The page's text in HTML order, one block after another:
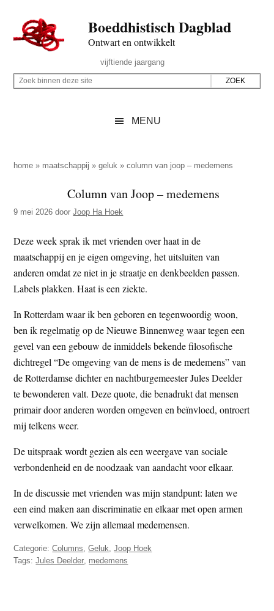
naar
de
inhoud
secondary
naar
de
sidebar
naar
de
Boeddhistisch Dagblad
Ontwart en ontwikkelt
Rechts
vijftiende jaargang
Z
p
z
e
s
i
t
Z
i
e
d
e
z
e
i
t
e
MENU
home » maatschappij »geluk »column van joop – medemens
Column van Joop – medemens
9 mei 2026 doorJoop Ha Hoek
Deze week sprak ik met vrienden over haat in de
maatschappij en je eigen omgeving, het uitsluiten van
anderen omdat ze niet in je straatje en denkbeelden passen.
Labels plakken. Haat is een ziekte.
In Rotterdam waar ik ben geboren en tegenwoordig woon,
ben ik regelmatig op de Nieuwe Binnenweg waar tegen een
gevel van een gebouw de inmiddels bekende filosofische
dichtregel “De omgeving van de mens is de medemens” van
de Rotterdamse dichter en nachtburgemeester Jules Deelder
te bewonderen valt. Deze quote, die benadrukt dat mensen
primair door anderen worden omgeven en beïnvloed, ontroert
mij telkens weer.
De uitspraak wordt gezien als een weergave van sociale
verbondenheid en de noodzaak van aandacht voor elkaar.
In de discussie met vrienden was mijn standpunt: laten we
een eind maken aan discriminatie en elkaar met open armen
verwelkomen. We zijn allemaal medemensen.
Categorie:Columns ,Geluk ,Joop Hoek
Tags:Jules Deelder medemens